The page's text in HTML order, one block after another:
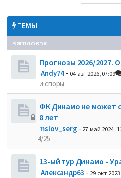
ТЕМЫ
заголовок
Прогнозы 2026/2027.
Andy74 - 04 авг 2026, 07:09
и споры
ФК Динамо не может
8 лет
mslov_serg - 27 май 2024,
4/25
13-ый тур Динамо -
Александр63 - 29 окт